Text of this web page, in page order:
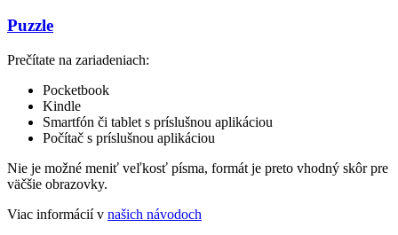
Puzzle
Prečítate na zariadeniach:
Pocketbook
Kindle
Smartfón či tablet s príslušnou aplikáciou
Počítač s príslušnou aplikáciou
Nie je možné meniť veľkosť písma, formát je preto vhodný skôr pre
väčšie obrazovky.
Viac informácií v našich návodoch